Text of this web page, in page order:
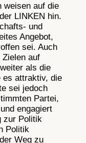
weisen auf die
LINKEN hin.
und
Angebot,
sei. Auch
Zielen auf
als die
es attraktiv, die
sei jedoch
Partei,
engagiert
zur Politik
Politik
Weg zu